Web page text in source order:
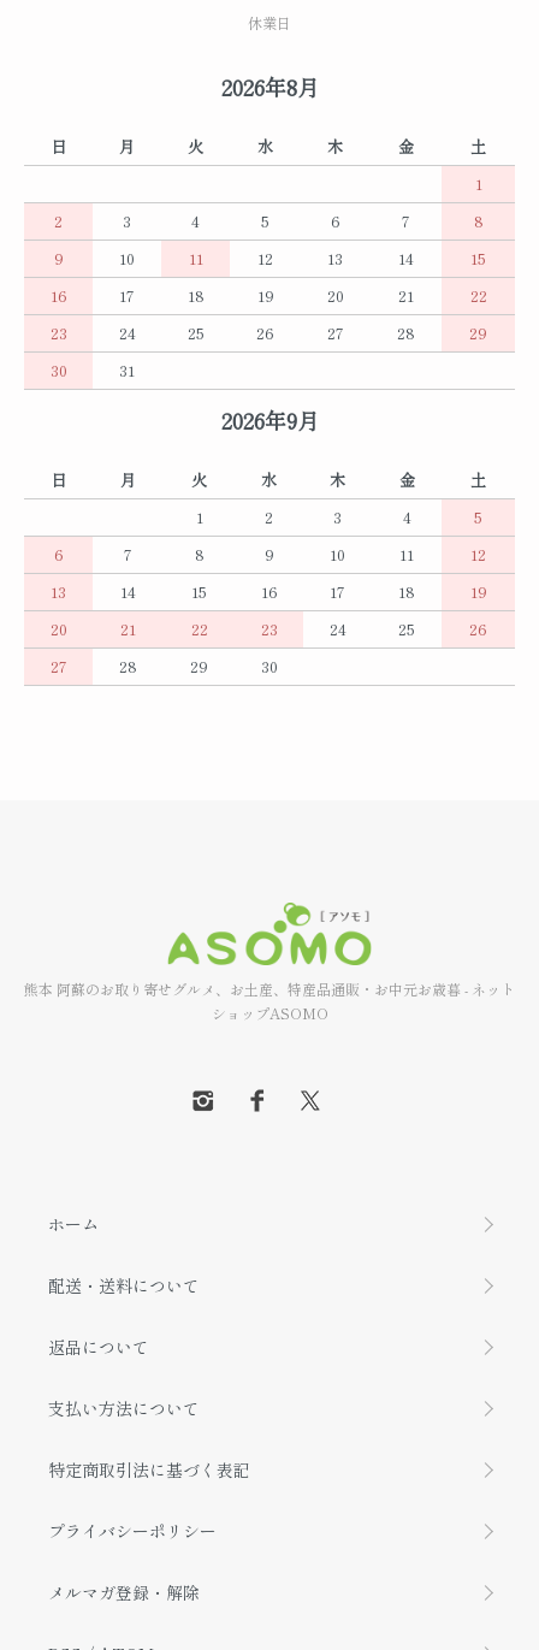
休業日
2026年8月
日 月 火 水 木 金
土
1
2
3 4 5 6 7
8
9
10 11 12 13 14
15
16
17 18 19 20 21
22
23
24 25 26 27 28
29
30
31
2026年9月
日 月 火 水 木 金
土
1
2 3 4
5
6
7 8 9 10 11
12
13
14 15 16 17 18
19
20
21 22 23 24 25
26
27
28 29 30
熊本 阿蘇のお取り寄せグルメ、お土産、特産品通販・お中元お歳暮 - ネット
ショップASOMO
ホーム
配送・送料について
返品について
支払い方法について
特定商取引法に基づく表記
プライバシーポリシー
メルマガ登録・解除